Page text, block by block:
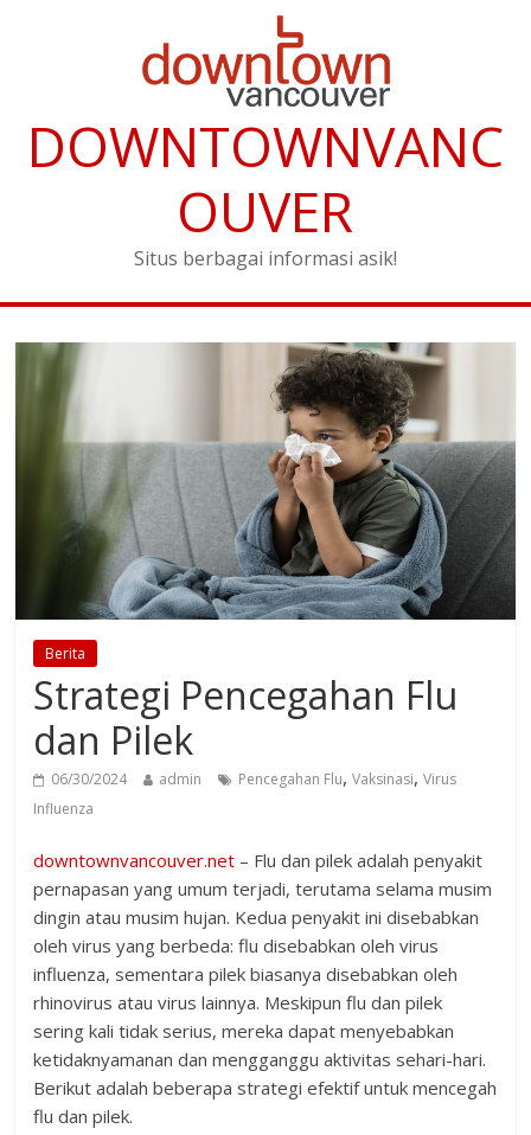
DOWNTOWNVANC
OUVER
Situs berbagai informasi asik!
Berita
Strategi Pencegahan Flu
dan Pilek
06/30/2024 admin Pencegahan Flu,Vaksinasi,Virus
Influenza
downtownvancouver.net – Flu dan pilek adalah penyakit
pernapasan yang umum terjadi, terutama selama musim
dingin atau musim hujan. Kedua penyakit ini disebabkan
oleh virus yang berbeda: flu disebabkan oleh virus
influenza, sementara pilek biasanya disebabkan oleh
rhinovirus atau virus lainnya. Meskipun flu dan pilek
sering kali tidak serius, mereka dapat menyebabkan
ketidaknyamanan dan mengganggu aktivitas sehari-hari.
Berikut adalah beberapa strategi efektif untuk mencegah
flu dan pilek.